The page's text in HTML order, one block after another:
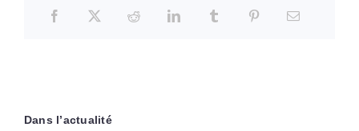
Dans l’actualité